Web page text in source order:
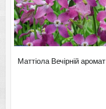
Маттіола Вечірній аромат